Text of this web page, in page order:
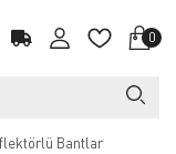
0
Bantlar